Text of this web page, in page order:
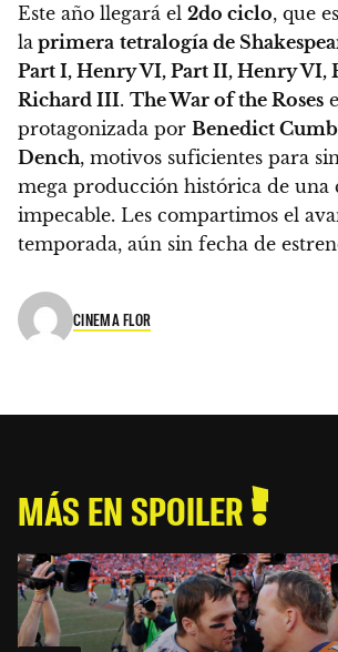
Este año llegará el 2do ciclo, que
la primera tetralogía de
Part I, Henry VI, Part II, Henry VI,
Richard III. The War of the Roses
protagonizada por Benedict
Dench, motivos suficientes para
mega producción histórica de una
impecable. Les compartimos el
temporada, aún sin fecha de
CINEMA FLOR
MÁS EN SPOILER